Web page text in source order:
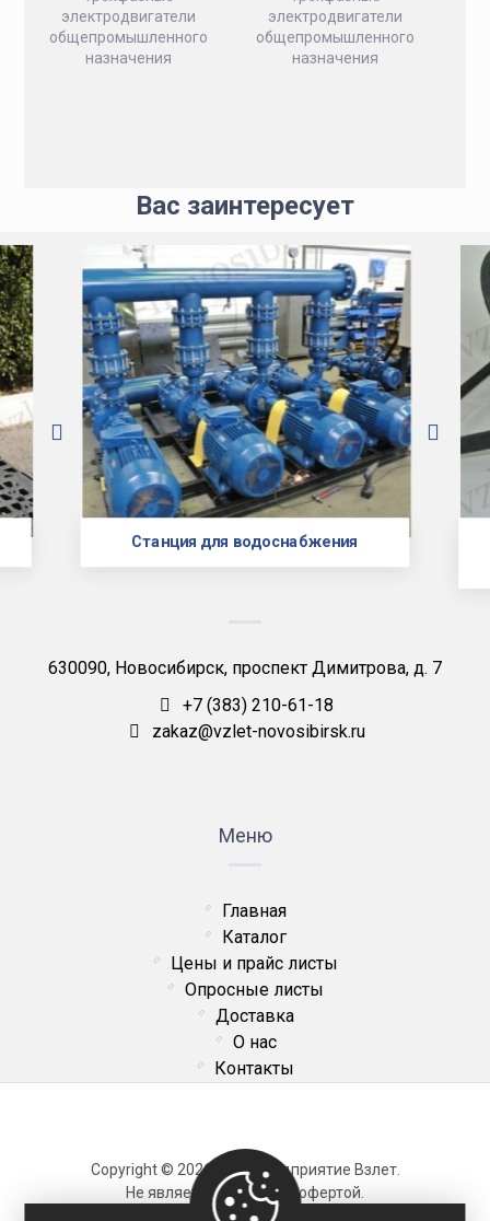
электродвигатели
общепромышленного
назначения
электродвигатели
общепромышленного
назначения
Вас заинтересует
Станция для водоснабжения
630090, Новосибирск, проспект Димитрова, д. 7
+7 (383) 210-61-18
zakaz@vzlet-novosibirsk.ru
Меню
Главная
Каталог
Цены и прайс листы
Опросные листы
Доставка
О нас
Контакты
Copyright © 2026 ОДО Предприятие Взлет.
Не является публичной офертой.
Карта сайта